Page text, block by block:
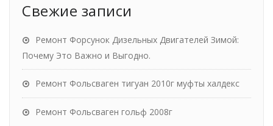
Свежие записи
Ремонт Форсунок Дизельных Двигателей Зимой:
Почему Это Важно и Выгодно.
Ремонт Фольсваген тигуан 2010г муфты халдекс
Ремонт Фольсваген гольф 2008г